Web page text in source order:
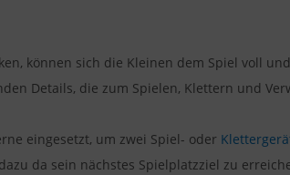
können sich die Kleinen dem Spiel voll
Details, die zum Spielen, Klettern und
eingesetzt, um zwei Spiel- oder
da sein nächstes Spielplatzziel zu